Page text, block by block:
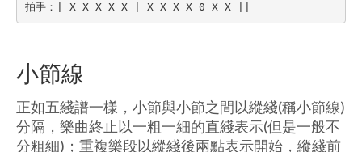
拍手：| X X X X X | X X X X 0 X X ||
小節線
正如五綫譜一樣，小節與小節之間以縱綫(稱小節線)
分隔，樂曲終止以一粗一細的直綫表示(但是一般不
分粗細)；重複樂段以縱綫後兩點表示開始，縱綫前